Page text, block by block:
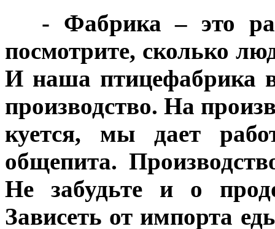
- Фабрика – это
посмотрите, сколько
И наша птицефабрика
производство. На
куется, мы дает
общепита.
Не забудьте и о
Зависеть от импорта